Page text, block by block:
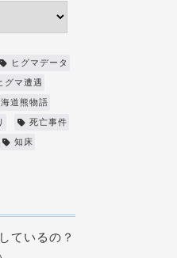
ヒグマデータ
グマ遭遇
道熊物語
死亡事件
知床
ているの？